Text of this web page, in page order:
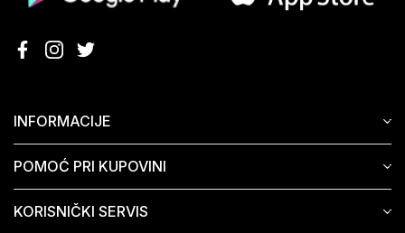
INFORMACIJE
POMOĆ PRI KUPOVINI
KORISNIČKI SERVIS